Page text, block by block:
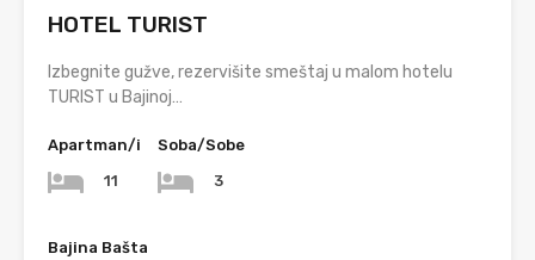
HOTEL TURIST
Izbegnite gužve, rezervišite smeštaj u malom hotelu
TURIST u Bajinoj…
Apartman/i
11
Soba/Sobe
3
Bajina Bašta